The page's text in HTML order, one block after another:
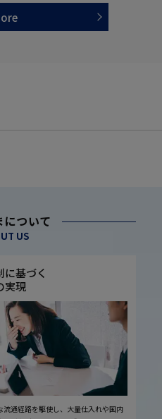
について
US
に基づく
実現
通経路を駆使し、大量仕入れや国内